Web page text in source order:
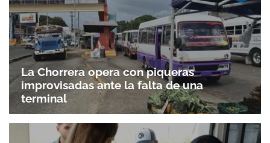
La Chorrera opera con piqueras
improvisadas ante la falta de una
terminal